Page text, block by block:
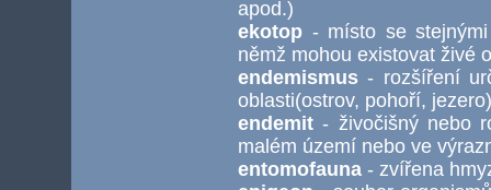
apod.)
ekotop - místo se
němž mohou existovat živé
endemismus - rozšíření
oblasti(ostrov, pohoří, jezero)
endemit - živočišný nebo
malém území nebo ve
entomofauna - zvířena